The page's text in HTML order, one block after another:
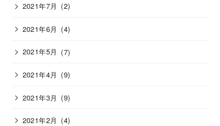
2021年7月 (2)
2021年6月 (4)
2021年5月 (7)
2021年4月 (9)
2021年3月 (9)
2021年2月 (4)